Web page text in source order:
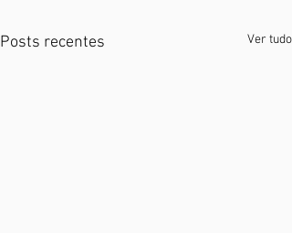
Posts recentes Ver tudo